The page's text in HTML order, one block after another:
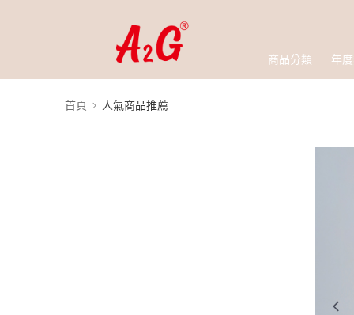
商品分類 年
首頁 人氣商品推薦